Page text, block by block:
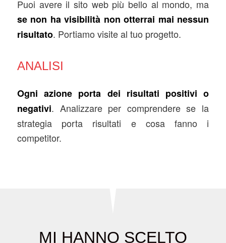
Puoi avere il sito web più bello al mondo, ma
se non ha visibilità non otterrai mai nessun
risultato. Portiamo visite al tuo progetto.
ANALISI
Ogni azione porta dei risultati positivi o
negativi. Analizzare per comprendere se la
strategia porta risultati e cosa fanno i
competitor.
MI HANNO SCELTO